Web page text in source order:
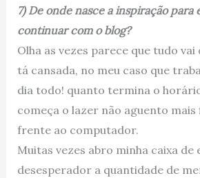
7) De onde nasce a inspiração para
continuar com o blog?
Olha as vezes parece que tudo vai
tá cansada, no meu caso que
dia todo! quanto termina o
começa o lazer não aguento
frente ao computador.
Muitas vezes abro minha caixa de
desesperador a quantidade de